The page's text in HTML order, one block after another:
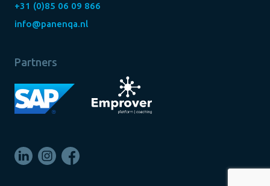
+31 (0)85 06 09 866
info@panenqa.nl
Partners